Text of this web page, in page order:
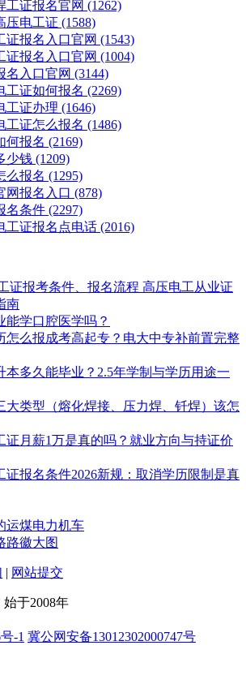
工证报名官网 (1262)
压电工证 (1588)
证报名入口官网 (1543)
证报名入口官网 (1004)
名入口官网 (3144)
工证如何报名 (2269)
工证办理 (1646)
工证怎么报名 (1486)
何报名 (2169)
少钱 (1209)
么报名 (1295)
网报名入口 (878)
名条件 (2297)
工证报名点电话 (2016)
证报考条件、报名流程 高压电工从业证
南
能学口腔医学吗？
怎么报成考高起专？电大中专补前置完整
本多久能毕业？2.5年学制与学历用途一
大类型（熔化焊接、压力焊、钎焊）该怎
证月薪1万是真的吗？就业方向与持证价
证报名条件2026新规：取消学历限制是真
运煤电力机车
路徽大图
| 网站提交
始于2008年
-1 冀公网安备13012302000747号